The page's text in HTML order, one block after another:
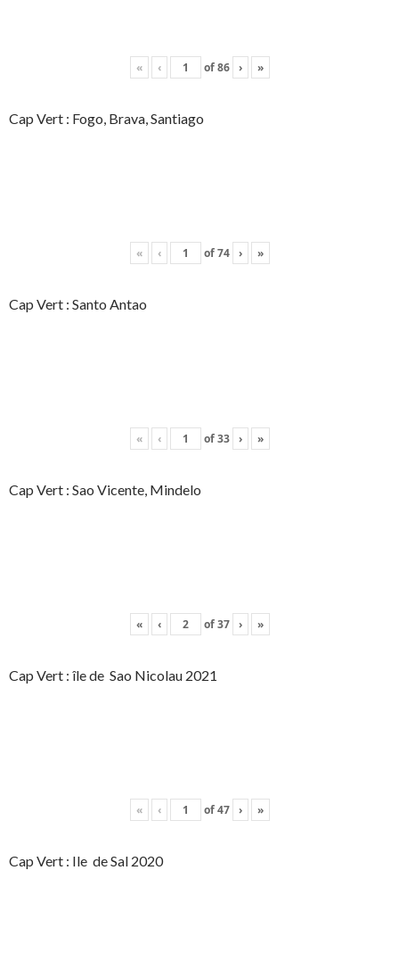
« ‹ of86 › »
Cap Vert : Fogo, Brava, Santiago
« ‹ of74 › »
Cap Vert : Santo Antao
« ‹ of33 › »
Cap Vert : Sao Vicente, Mindelo
« ‹ of37 › »
Cap Vert : île de Sao Nicolau 2021
« ‹ of47 › »
Cap Vert : Ile de Sal 2020